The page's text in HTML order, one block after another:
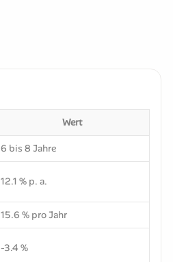
Wert
6 bis 8 Jahre
12.1 % p. a.
15.6 % pro Jahr
-3.4 %